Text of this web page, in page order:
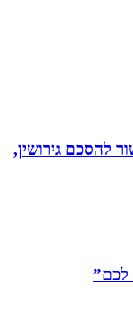
להסכם גירושין,
לכם”